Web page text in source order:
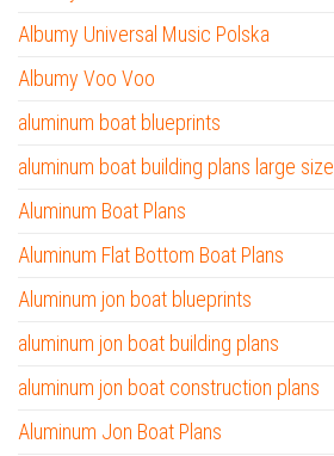
Albumy Universal Music Polska
Albumy Voo Voo
aluminum boat blueprints
aluminum boat building plans large size
Aluminum Boat Plans
Aluminum Flat Bottom Boat Plans
Aluminum jon boat blueprints
aluminum jon boat building plans
aluminum jon boat construction plans
Aluminum Jon Boat Plans